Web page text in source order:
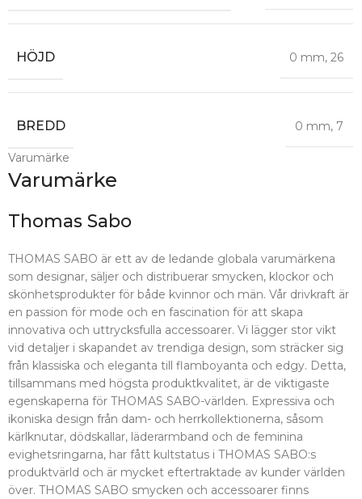
HÖJD 0 mm, 26
BREDD 0 mm, 7
Varumärke
Varumärke
Thomas Sabo
THOMAS SABO är ett av de ledande globala varumärkena
som designar, säljer och distribuerar smycken, klockor och
skönhetsprodukter för både kvinnor och män. Vår drivkraft är
en passion för mode och en fascination för att skapa
innovativa och uttrycksfulla accessoarer. Vi lägger stor vikt
vid detaljer i skapandet av trendiga design, som sträcker sig
från klassiska och eleganta till flamboyanta och edgy. Detta,
tillsammans med högsta produktkvalitet, är de viktigaste
egenskaperna för THOMAS SABO-världen. Expressiva och
ikoniska design från dam- och herrkollektionerna, såsom
kärlknutar, dödskallar, läderarmband och de feminina
evighetsringarna, har fått kultstatus i THOMAS SABO:s
produktvärld och är mycket eftertraktade av kunder världen
över. THOMAS SABO smycken och accessoarer finns